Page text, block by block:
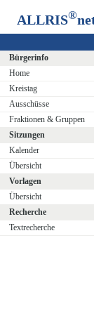
ALLRIS®
Bürgerinfo
Home
Kreistag
Ausschüsse
Fraktionen & Gruppen
Sitzungen
Kalender
Übersicht
Vorlagen
Übersicht
Recherche
Textrecherche